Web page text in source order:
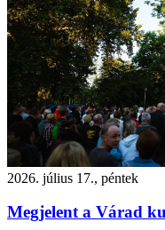
2026. július 17., péntek
Megjelent a Várad